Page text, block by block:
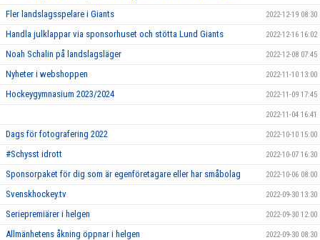
Fler landslagsspelare i Giants 2022-12-19 08:30
Handla julklappar via sponsorhuset och stötta Lund Giants 2022-12-16 16:02
Noah Schalin på landslagsläger 2022-12-08 07:45
Nyheter i webshoppen 2022-11-10 13:00
Hockeygymnasium 2023/2024 2022-11-09 17:45
2022-11-04 16:41
Dags för fotografering 2022 2022-10-10 15:00
#Schysst idrott 2022-10-07 16:30
Sponsorpaket för dig som är egenföretagare eller har småbolag 2022-10-06 08:00
Svenskhockey.tv 2022-09-30 13:30
Seriepremiärer i helgen 2022-09-30 12:00
Allmänhetens åkning öppnar i helgen 2022-09-30 08:30